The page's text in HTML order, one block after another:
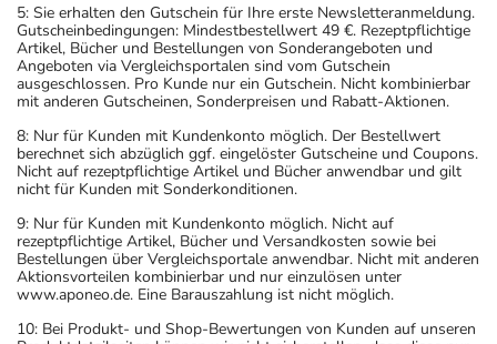
5: Sie erhalten den Gutschein für Ihre erste Newsletteranmeldung.
Gutscheinbedingungen: Mindestbestellwert 49 €. Rezeptpflichtige
Artikel, Bücher und Bestellungen von Sonderangeboten und
Angeboten via Vergleichsportalen sind vom Gutschein
ausgeschlossen. Pro Kunde nur ein Gutschein. Nicht kombinierbar
mit anderen Gutscheinen, Sonderpreisen und Rabatt-Aktionen.
8: Nur für Kunden mit Kundenkonto möglich. Der Bestellwert
berechnet sich abzüglich ggf. eingelöster Gutscheine und Coupons.
Nicht auf rezeptpflichtige Artikel und Bücher anwendbar und gilt
nicht für Kunden mit Sonderkonditionen.
9: Nur für Kunden mit Kundenkonto möglich. Nicht auf
rezeptpflichtige Artikel, Bücher und Versandkosten sowie bei
Bestellungen über Vergleichsportale anwendbar. Nicht mit anderen
Aktionsvorteilen kombinierbar und nur einzulösen unter
www.aponeo.de. Eine Barauszahlung ist nicht möglich.
10: Bei Produkt- und Shop-Bewertungen von Kunden auf unseren